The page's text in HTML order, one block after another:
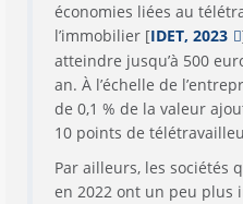
économies liées au
l’immobilier [IDET, 2023
atteindre jusqu’à 500
an. À l’échelle de
de 0,1 % de la valeur
10 points de
Par ailleurs, les sociétés
en 2022 ont un peu plus